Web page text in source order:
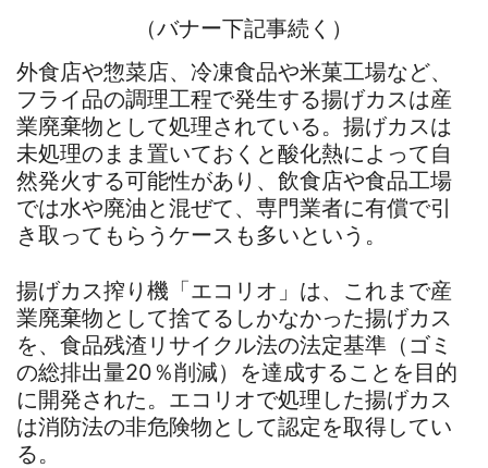
（バナー下記事続く）
外食店や惣菜店、冷凍食品や米菓工場など、
フライ品の調理工程で発生する揚げカスは産
業廃棄物として処理されている。揚げカスは
未処理のまま置いておくと酸化熱によって自
然発火する可能性があり、飲食店や食品工場
では水や廃油と混ぜて、専門業者に有償で引
き取ってもらうケースも多いという。
揚げカス搾り機「エコリオ」は、これまで産
業廃棄物として捨てるしかなかった揚げカス
を、食品残渣リサイクル法の法定基準（ゴミ
の総排出量20％削減）を達成することを目的
に開発された。エコリオで処理した揚げカス
は消防法の非危険物として認定を取得してい
る。